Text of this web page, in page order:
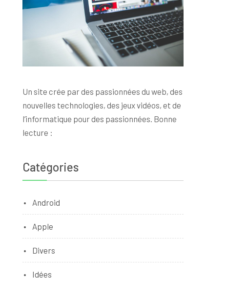
Un site crée par des passionnées du web, des
nouvelles technologies, des jeux vidéos, et de
l’informatique pour des passionnées. Bonne
lecture :
Catégories
Android
Apple
Divers
Idées